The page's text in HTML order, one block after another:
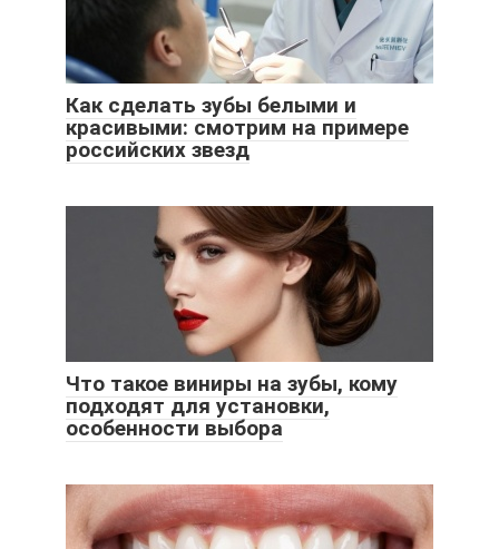
Как сделать зубы белыми и
красивыми: смотрим на примере
российских звезд
Что такое виниры на зубы, кому
подходят для установки,
особенности выбора